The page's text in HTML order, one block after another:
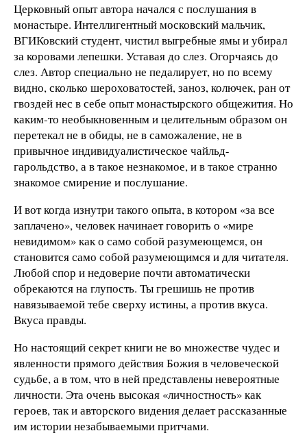
Церковный опыт автора начался с послушания в
монастыре. Интеллигентный московский мальчик,
ВГИКовский студент, чистил выгребные ямы и убирал
за коровами лепешки. Уставая до слез. Огорчаясь до
слез. Автор специально не педалирует, но по всему
видно, сколько шероховатостей, заноз, колючек, ран от
гвоздей нес в себе опыт монастырского общежития. Но
каким-то необыкновенным и целительным образом он
перетекал не в обиды, не в саможаление, не в
привычное индивидуалистическое чайльд-
гарольдство, а в такое незнакомое, и в такое странно
знакомое смирение и послушание.
И вот когда изнутри такого опыта, в котором «за все
заплачено», человек начинает говорить о «мире
невидимом» как о само собой разумеющемся, он
становится само собой разумеющимся и для читателя.
Любой спор и недоверие почти автоматически
обрекаются на глупость. Ты грешишь не против
навязываемой тебе сверху истины, а против вкуса.
Вкуса правды.
Но настоящий секрет книги не во множестве чудес и
явленности прямого действия Божия в человеческой
судьбе, а в том, что в ней представлены невероятные
личности. Эта очень высокая «личностность» как
героев, так и авторского видения делает рассказанные
им истории незабываемыми притчами.